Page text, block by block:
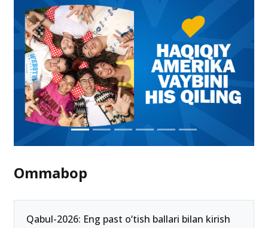
20.10.2024 15:04
Ommabop